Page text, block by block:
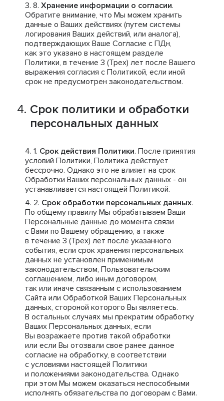
Хранение информации о согласии.
Обратите внимание, что Мы можем хранить
данные о Ваших действиях (путем системы
логирования Ваших действий, или аналога),
подтверждающих Ваше Согласие с ПДн,
как это указано в настоящем разделе
Политики, в течение 3 (Трех) лет после Вашего
выражения согласия с Политикой, если иной
срок не предусмотрен законодательством.
Срок политики и обработки
персональных данных
Срок действия Политики. После принятия
условий Политики, Политика действует
бессрочно. Однако это не влияет на срок
Обработки Ваших персональных данных - он
устанавливается настоящей Политикой.
Срок обработки персональных данных.
По общему правилу Мы обрабатываем Ваши
Персональные данные до момента связи
с Вами по Вашему обращению, а также
в течение 3 (Трех) лет после указанного
события, если срок хранения персональных
данных не установлен применимым
законодательством, Пользовательским
соглашением, либо иным договором,
так или иначе связанным с использованием
Сайта или Обработкой Ваших Персональных
данных, стороной которого Вы являетесь.
В остальных случаях мы прекратим обработку
Ваших Персональных данных, если
Вы возражаете против такой обработки
или если Вы отозвали свое ранее данное
согласие на обработку, в соответствии
с условиями настоящей Политики
и положениями законодательства. Однако
при этом Мы можем оказаться неспособными
исполнять обязательства по договорам с Вами.